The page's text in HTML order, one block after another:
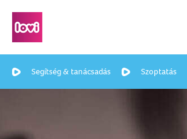
Segítség & tanácsadás Szoptatás